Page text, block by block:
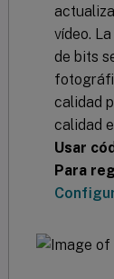
vídeo.
de bits
calidad
calidad
Usar
Para